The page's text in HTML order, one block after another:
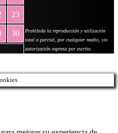
23
30
Prohibida la reproducción y utilización
total o parcial, por cualquier medio, sin
autorización expresa por escrito.